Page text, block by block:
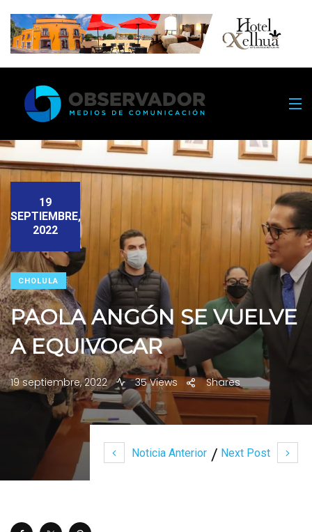
Noticia Anterior Next Post
19
SEPTIEMBRE,
2022
CHOLULA
PAOLA ANGÓN SE VUELVE
A EQUIVOCAR
19 septiembre, 2022 35 Views Shares